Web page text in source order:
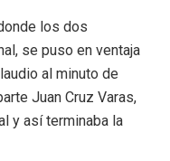
los dos
se puso en ventaja
al minuto de
Juan Cruz Varas,
y así terminaba la